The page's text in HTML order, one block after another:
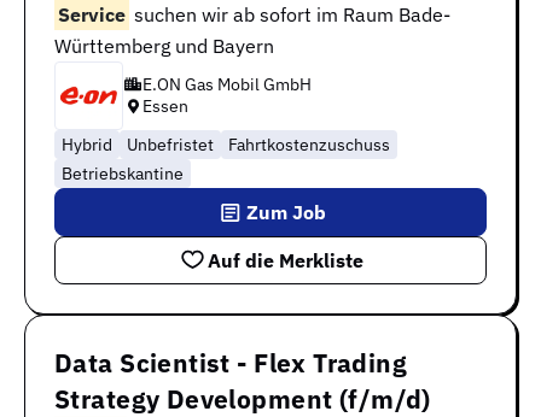
Service suchen wir ab sofort im Raum Bade-
Württemberg und Bayern
E.ON Gas Mobil GmbH
Essen
Hybrid
Unbefristet
Fahrtkostenzuschuss
Betriebskantine
Auf die Merkliste
Zum Job
Data Scientist - Flex Trading
Strategy Development (f/m/d)